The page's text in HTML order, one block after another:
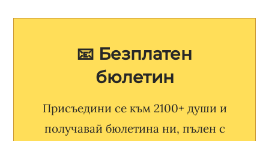
📧 Безплатен
бюлетин
Присъедини се към 2100+ души и
получавай бюлетина ни, пълен с